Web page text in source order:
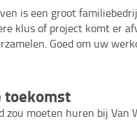
is een groot
klus of project komt er
Goed om uw
toekomst
moeten huren bij Van